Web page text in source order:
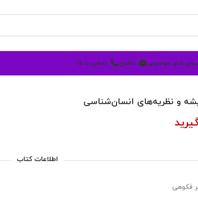
های موضوعی ناشران تماس با ما
و نظریه‌های انسان‌شناسی
اطلاعات کتاب
فکوهی